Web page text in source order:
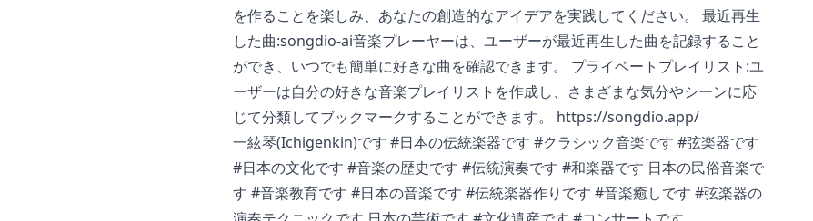
を作ることを楽しみ、あなたの創造的なアイデアを実践してください。 最近再生
した曲:songdio-ai音楽プレーヤーは、ユーザーが最近再生した曲を記録すること
ができ、いつでも簡単に好きな曲を確認できます。 プライベートプレイリスト:ユ
ーザーは自分の好きな音楽プレイリストを作成し、さまざまな気分やシーンに応
じて分類してブックマークすることができます。 https://songdio.app/
一絃琴(Ichigenkin)です #日本の伝統楽器です #クラシック音楽です #弦楽器です
#日本の文化です #音楽の歴史です #伝統演奏です #和楽器です 日本の民俗音楽で
す #音楽教育です #日本の音楽です #伝統楽器作りです #音楽癒しです #弦楽器の